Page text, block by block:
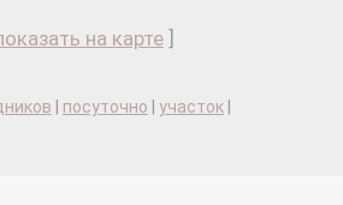
на карте
посуточно участок